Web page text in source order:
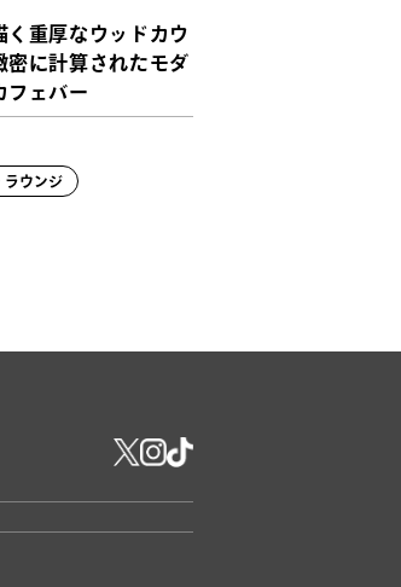
く重厚なウッドカウ
密に計算されたモダ
フェバー
ラウンジ